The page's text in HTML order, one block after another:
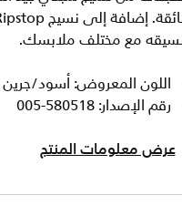
مع مختلف ملابسك.
اللون المعروض: أسود/جرين
رقم الإصدار: 580518-005
عرض معلومات المنتج